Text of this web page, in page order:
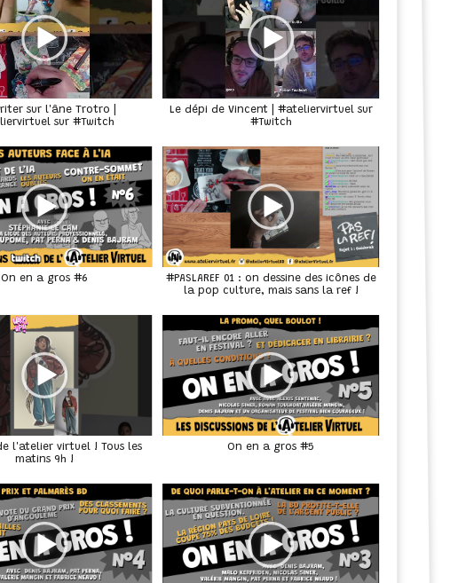
sur l'âne Trotro |
sur #Twitch
Le dépi de Vincent | #ateliervirtuel sur
#Twitch
On en a gros #6 #PASLAREF 01 : on dessine des icônes de
la pop culture, mais sans la ref !
l'atelier virtuel ! Tous les
matins 9h !
On en a gros #5